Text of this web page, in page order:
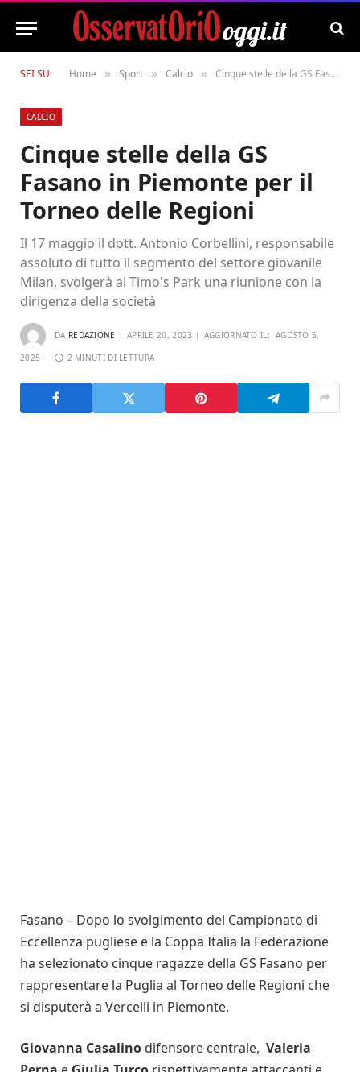
SEI SU: Home » Sport » Calcio » Cinque stelle della GS Fasano in Piemonte per il Torneo delle Regioni
CALCIO
Cinque stelle della GS
Fasano in Piemonte per il
Torneo delle Regioni
Il 17 maggio il dott. Antonio Corbellini, responsabile
assoluto di tutto il segmento del settore giovanile
Milan, svolgerà al Timo's Park una riunione con la
dirigenza della società
DA REDAZIONE APRILE 20, 2023 AGGIORNATO IL: AGOSTO 5,
2025 2 MINUTI DI LETTURA
Fasano – Dopo lo svolgimento del Campionato di
Eccellenza pugliese e la Coppa Italia la Federazione
ha selezionato cinque ragazze della GS Fasano per
rappresentare la Puglia al Torneo delle Regioni che
si disputerà a Vercelli in Piemonte.
Giovanna Casalino difensore centrale, Valeria